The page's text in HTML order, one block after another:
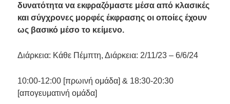
δυνατότητα να εκφραζόμαστε μέσα από κλασικές
και σύγχρονες μορφές έκφρασης οι οποίες έχουν
ως βασικό μέσο το κείμενο.
Διάρκεια: Κάθε Πέμπτη, Διάρκεια: 2/11/23 – 6/6/24
10:00-12:00 [πρωινή ομάδα] & 18:30-20:30
[απογευματινή ομάδα]